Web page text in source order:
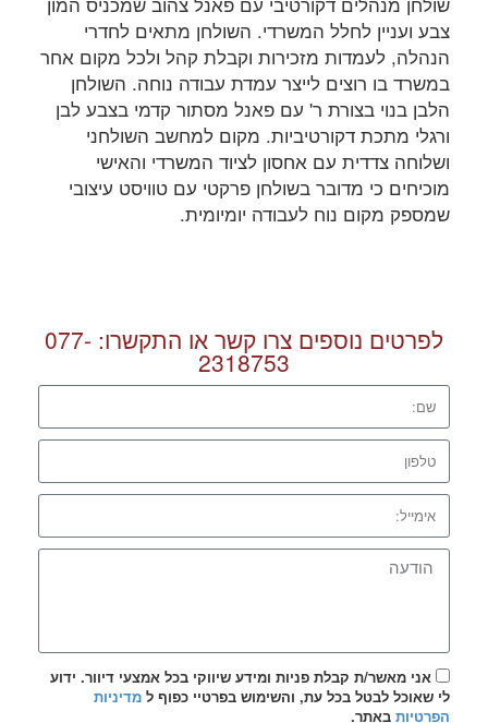
צבע ועניין לחלל המשרדי. השולחן מתאים לחדרי
הנהלה, לעמדות מזכירות וקבלת קהל ולכל מקום אחר
במשרד בו רוצים לייצר עמדת עבודה נוחה. השולחן
הלבן בנוי בצורת ר' עם פאנל מסתור קדמי בצבע לבן
ורגלי מתכת דקורטיביות. מקום למחשב השולחני
ושלוחה צדדית עם אחסון לציוד המשרדי והאישי
מוכיחים כי מדובר בשולחן פרקטי עם טוויסט עיצובי
שמספק מקום נוח לעבודה יומיומית.
לפרטים נוספים צרו קשר או התקשרו: 077-
2318753
אני מאשר/ת קבלת פניות ומידע שיווקי בכל אמצעי דיוור. ידוע
לי שאוכל לבטל בכל עת, והשימוש בפרטיי כפוף ל מדיניות
הפרטיות באתר.